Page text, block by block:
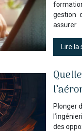
gestion
assurer…
Lire la
Plonger
des